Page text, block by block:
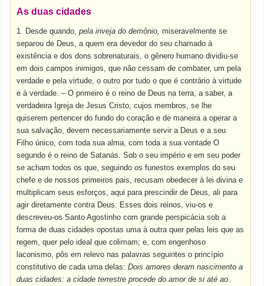
As duas cidades
1. Desde quando,pela inveja do demônio,miseravelmente se
separou de Deus, a quem era devedor do seu chamado à
existência e dos dons sobrenaturais, o gênero humano dividiu-se
em dois campos inimigos, que não cessam de combater, um pela
verdade e pela virtude, o outro por tudo o que é contrário à virtude
e à verdade. – O primeiro é o reino de Deus na terra, a saber, a
verdadeira Igreja de Jesus Cristo, cujos membros, se lhe
quiserem pertencer do fundo do coração e de maneira a operar a
sua salvação, devem necessariamente servir a Deus e a seu
Filho único, com toda sua alma, com toda a sua vontade O
segundo é o reino de Satanás. Sob o seu império e em seu poder
se acham todos os que, seguindo os funestos exemplos do seu
chefe e de nossos primeiros pais, recusam obedecer à lei divina e
multiplicam seus esforços, aqui para prescindir de Deus, ali para
agir diretamente contra Deus. Esses dois reinos, viu-os e
descreveu-os Santo Agostinho com grande perspicácia sob a
forma de duas cidades opostas uma à outra quer pelas leis que as
regem, quer pelo ideal que colimam; e, com engenhoso
laconismo, pôs em relevo nas palavras seguintes o princípio
constitutivo de cada uma delas:Dois amores deram nascimento a
duas cidades: a cidade terrestre procede do amor de si até ao